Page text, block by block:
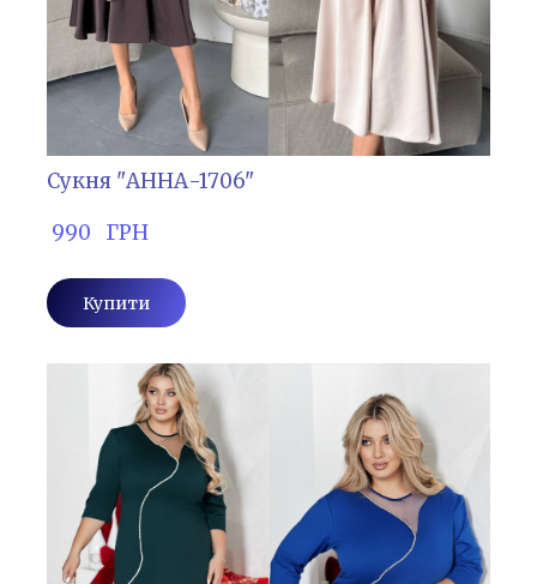
Сукня "АННА-1706"
990   ГРН
Купити